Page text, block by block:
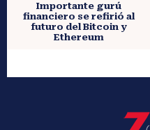
Importante gurú
financiero se refirió al
futuro del Bitcoin y
Ethereum